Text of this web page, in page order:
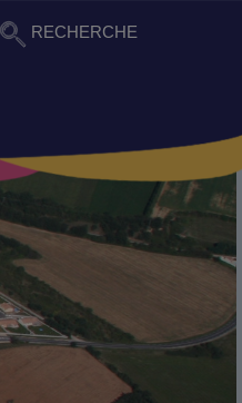
RECHERCHE